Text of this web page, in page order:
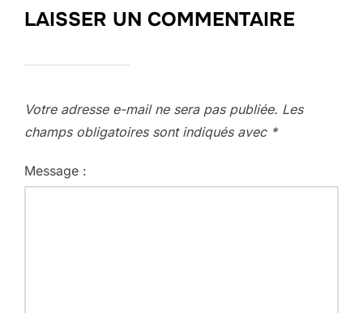
LAISSER UN COMMENTAIRE
Votre adresse e-mail ne sera pas publiée. Les
champs obligatoires sont indiqués avec *
Message :